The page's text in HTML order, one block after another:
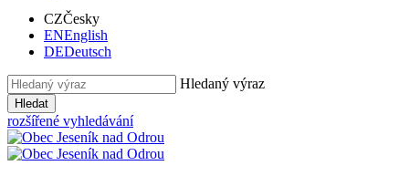
CZČesky
ENEnglish
DEDeutsch
Hledaný výraz
Hledat
rozšířené vyhledávání